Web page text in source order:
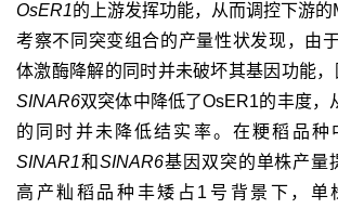
OsER1的上游发挥功能，从而调控下游的
考察不同突变组合的产量性状发现，由
体激酶降解的同时并未破坏其基因功能，
SINAR6双突体中降低了OsER1的丰度，
的同时并未降低结实率。在粳稻品种
SINAR1和SINAR6基因双突的单株产量
高产籼稻品种丰矮占 1 号背景下，单